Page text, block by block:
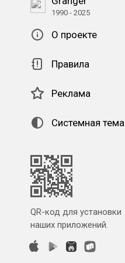
1990 - 2025
О проекте
Правила
Реклама
Системная тема
QR-код для установки
наших приложений.